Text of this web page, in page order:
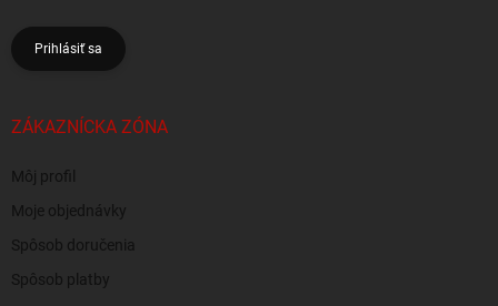
Prihlásiť sa
ZÁKAZNÍCKA ZÓNA
Môj profil
Moje objednávky
Spôsob doručenia
Spôsob platby